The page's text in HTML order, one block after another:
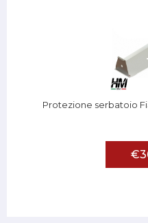
Protezione serbatoio